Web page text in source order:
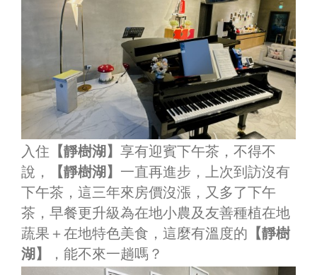
入住 【靜樹湖】 享有迎賓下午茶，不得不
說，
【靜樹湖】 一直再進步，上次到訪沒有
下午茶，這三年來房價沒漲，又多了下午
茶，早餐更升級為在地小農及友善種植在地
蔬果＋在地特色美食，這麼有溫度的 【靜樹
湖】
，能不來一趟嗎？